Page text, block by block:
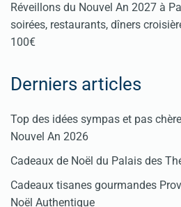
Réveillons du Nouvel An 2027 à
soirées, restaurants, dîners
100€
Derniers articles
Top des idées sympas et pas
Nouvel An 2026
Cadeaux de Noël du Palais des
Cadeaux tisanes gourmandes
Noël Authentique